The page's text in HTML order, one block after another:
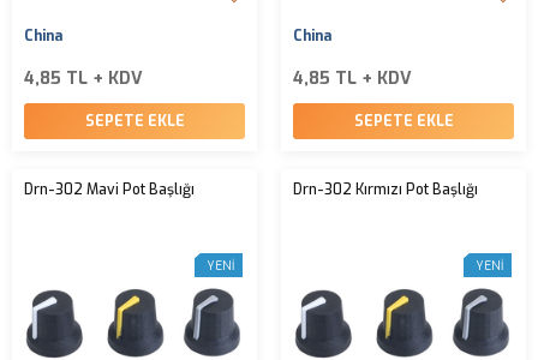
China
4,85 TL + KDV
SEPETE EKLE
China
4,85 TL + KDV
SEPETE EKLE
Drn-302 Mavi Pot Başlığı
YENI
Drn-302 Kırmızı Pot Başlığı
YENI